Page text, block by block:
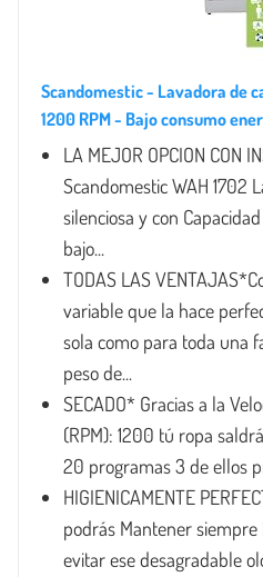
Scandomestic - Lavadora de
1200 RPM - Bajo consumo
LA MEJOR OPCION CON
Scandomestic WAH 1702
silenciosa y con
bajo...
TODAS LAS
variable que la hace
sola como para toda una
peso de...
SECADO* Gracias a la
(RPM): 1200 tú ropa
20 programas 3 de ellos
HIGIENICAMENTE
podrás Mantener
evitar ese desagradable